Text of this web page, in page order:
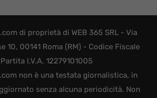
di proprietà di WEB 365 SRL - Via
10, 00141 Roma (RM) - Codice Fiscale
I.V.A. 12279101005
non è una testata giornalistica, in
senza alcuna periodicità. Non